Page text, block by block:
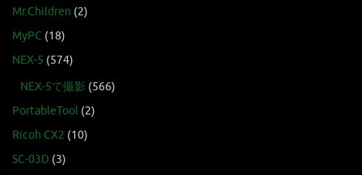
Mr.Children (2)
MyPC (18)
NEX-5 (574)
NEX-5で撮影 (566)
PortableTool (2)
Ricoh CX2 (10)
SC-03D (3)